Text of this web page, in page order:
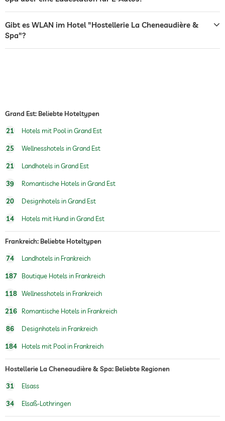
Tresor
Zimmer
Innenpool
Wandern
Sauna
Massageangebot
Wellnessmassagen
Treatments
Gibt es WLAN im Hotel "Hostellerie La Cheneaudière &
Spa"?
Grand Est: Beliebte Hoteltypen
21 Hotels mit Pool in Grand Est
25 Wellnesshotels in Grand Est
21 Landhotels in Grand Est
39 Romantische Hotels in Grand Est
20 Designhotels in Grand Est
14 Hotels mit Hund in Grand Est
Frankreich: Beliebte Hoteltypen
74 Landhotels in Frankreich
187 Boutique Hotels in Frankreich
118 Wellnesshotels in Frankreich
216 Romantische Hotels in Frankreich
86 Designhotels in Frankreich
184 Hotels mit Pool in Frankreich
Hostellerie La Cheneaudière & Spa: Beliebte Regionen
31 Elsass
34 Elsaß-Lothringen